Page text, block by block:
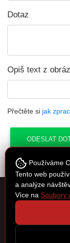
Dotaz
Opiš text z
Přečtěte si jak
Cykloservis Kučera
Spojovací 30,
Copyright © 2026 by
Používáme
Tento web
a analýze
Více na Soubory